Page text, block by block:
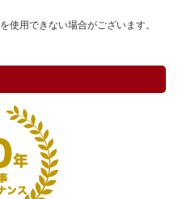
用できない場合がございます。